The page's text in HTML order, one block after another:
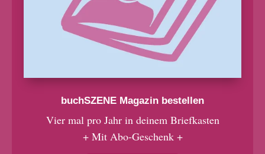
buchSZENE Magazin bestellen
Vier mal pro Jahr in deinem Briefkasten
+ Mit Abo-Geschenk +